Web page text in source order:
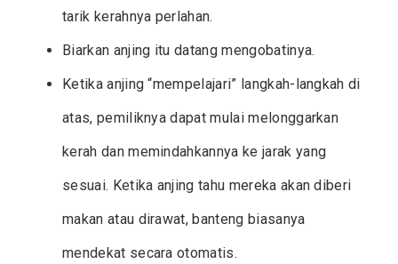
tarik kerahnya perlahan.
Biarkan anjing itu datang mengobatinya.
Ketika anjing “mempelajari” langkah-langkah di
atas, pemiliknya dapat mulai melonggarkan
kerah dan memindahkannya ke jarak yang
sesuai. Ketika anjing tahu mereka akan diberi
makan atau dirawat, banteng biasanya
mendekat secara otomatis.